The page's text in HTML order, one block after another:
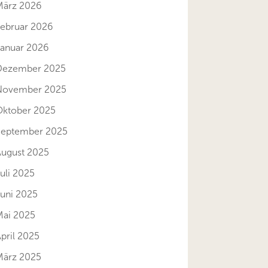
2026
2026
2026
2025
2025
2025
2025
2025
2025
2025
2025
2025
2025